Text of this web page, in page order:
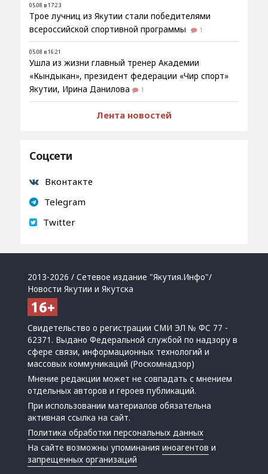
05.08 в 17:23
Трое лучниц из Якутии стали победителями
всероссийской спортивной программы
1
05.08 в 16:21
Ушла из жизни главный тренер Академии
«Кындыкан», президент федерации «Чир спорт»
Якутии, Ирина Данилова
1
Лента новостей
Соцсети
Вконтакте
Telegram
Twitter
2013-2026 / Сетевое издание "Якутия.Инфо"/
Новости Якутии и Якутска
Свидетельство о регистрации СМИ ЭЛ № ФС 77 -
62371. Выдано Федеральной службой по надзору в
сфере связи, информационных технологий и
массовых коммуникаций (Роскомнадзор)
Мнение редакции может не совпадать с мнением
отдельных авторов и героев публикаций.
При использовании материалов обязательна
активная ссылка на сайт.
Политика обработки персональных данных
На сайте возможны упоминанияиноагентов и
запрещенных организаций